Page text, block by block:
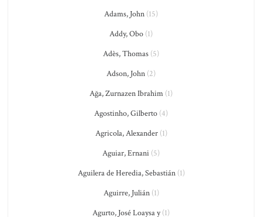
Adams, John (15)
Addy, Obo (1)
Adès, Thomas (5)
Adson, John (2)
Ağa, Zurnazen Ibrahim (1)
Agostinho, Gilberto (4)
Agricola, Alexander(1)
Aguiar, Ernani (5)
Aguilera de Heredia, Sebastián(1)
Aguirre, Julián(1)
Agurto, José Loaysa y(1)